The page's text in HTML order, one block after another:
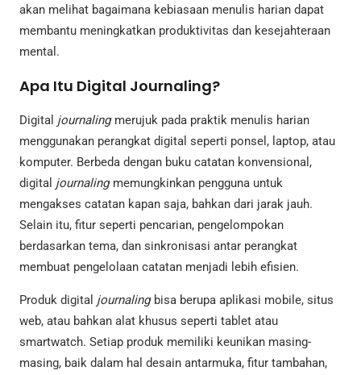
akan melihat bagaimana kebiasaan menulis harian dapat
membantu meningkatkan produktivitas dan kesejahteraan
mental.
Apa Itu Digital Journaling?
Digital journalingmerujuk pada praktik menulis harian
menggunakan perangkat digital seperti ponsel, laptop, atau
komputer. Berbeda dengan buku catatan konvensional,
digital journalingmemungkinkan pengguna untuk
mengakses catatan kapan saja, bahkan dari jarak jauh.
Selain itu, fitur seperti pencarian, pengelompokan
berdasarkan tema, dan sinkronisasi antar perangkat
membuat pengelolaan catatan menjadi lebih efisien.
Produk digital journalingbisa berupa aplikasi mobile, situs
web, atau bahkan alat khusus seperti tablet atau
smartwatch. Setiap produk memiliki keunikan masing-
masing, baik dalam hal desain antarmuka, fitur tambahan,